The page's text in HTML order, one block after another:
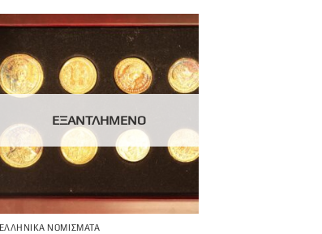
ΕΞΑΝΤΛΗΜΈΝΟ
ΕΛΛΗΝΙΚΆ ΝΟΜΊΣΜΑΤΑ